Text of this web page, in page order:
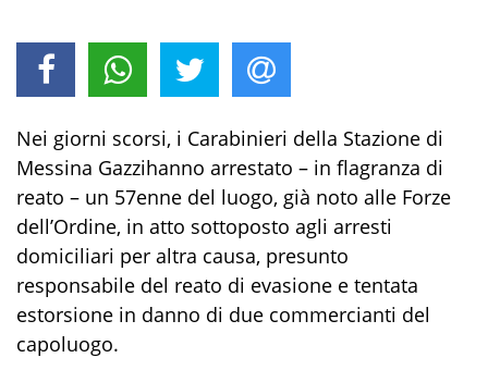
Nei giorni scorsi, i Carabinieri della Stazione di
Messina Gazzihanno arrestato – in flagranza di
reato – un 57enne del luogo, già noto alle Forze
dell’Ordine, in atto sottoposto agli arresti
domiciliari per altra causa, presunto
responsabile del reato di evasione e tentata
estorsione in danno di due commercianti del
capoluogo.